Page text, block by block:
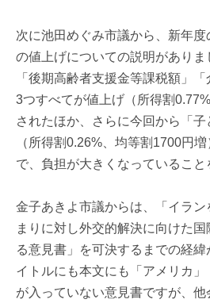
次に池田めぐみ市議から、新年
の値上げについての説明がありま
「後期高齢者支援金等課税額」
3つすべてが値上げ（所得割
されたほか、さらに今回から「子
（所得割0.26%、均等割1700円
で、負担が大きくなっていること
金子あきよ市議からは、「イラ
まりに対し外交的解決に向けた
る意見書」を可決するまでの経
イトルにも本文にも「アメリカ
が入っていない意見書ですが、他